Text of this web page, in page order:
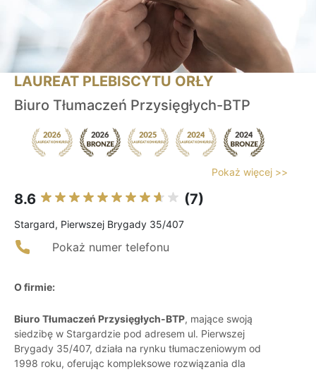
LAUREAT PLEBISCYTU ORŁY
Biuro Tłumaczeń Przysięgłych-BTP
Pokaż więcej >>
8.6 (7)
Stargard, Pierwszej Brygady 35/407
Pokaż numer telefonu
O firmie:
Biuro Tłumaczeń Przysięgłych-BTP, mające swoją
siedzibę w Stargardzie pod adresem ul. Pierwszej
Brygady 35/407, działa na rynku tłumaczeniowym od
1998 roku, oferując kompleksowe rozwiązania dla